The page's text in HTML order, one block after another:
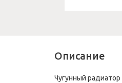
Описание
Чугунный радиатор